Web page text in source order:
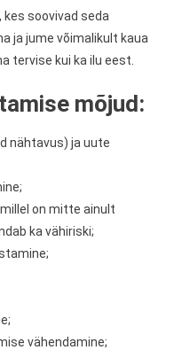
soovivad seda
ja jume võimalikult kaua
tervise kui ka ilu eest.
mõjud:
nähtavus) ja uute
on mitte ainult
ka vähiriski;
vähendamine;